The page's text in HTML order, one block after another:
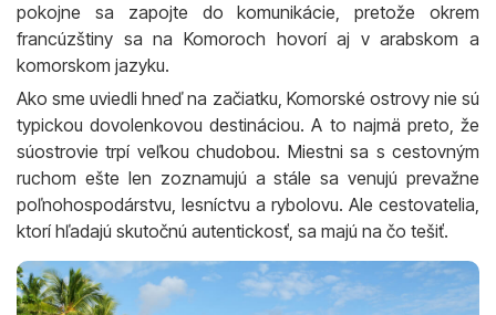
pokojne sa zapojte do komunikácie, pretože okrem
francúzštiny sa na Komoroch hovorí aj v arabskom a
komorskom jazyku.
Ako sme uviedli hneď na začiatku, Komorské ostrovy nie sú
typickou dovolenkovou destináciou. A to najmä preto, že
súostrovie trpí veľkou chudobou. Miestni sa s cestovným
ruchom ešte len zoznamujú a stále sa venujú prevažne
poľnohospodárstvu, lesníctvu a rybolovu. Ale cestovatelia,
ktorí hľadajú skutočnú autentickosť, sa majú na čo tešiť.